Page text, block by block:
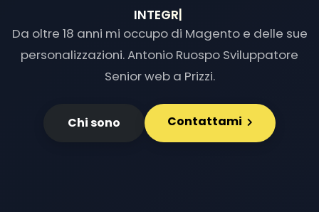
INTEGRAZIONI
Da oltre 18 anni mi occupo di Magento e delle sue
personalizzazioni. Antonio Ruospo Sviluppatore
Senior web a Prizzi.
Chi sono Contattami